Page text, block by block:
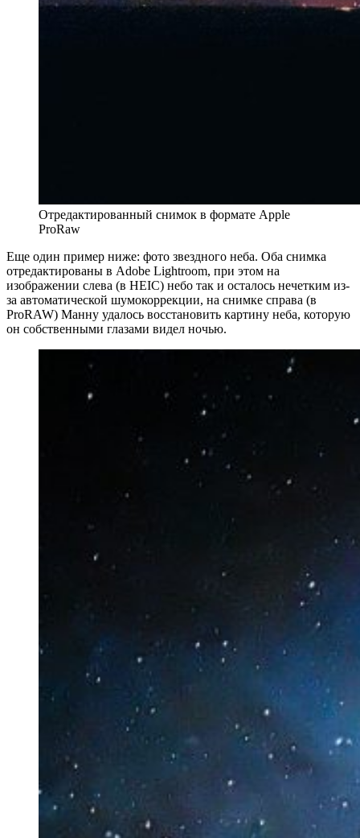
Отредактированный снимок в формате Apple
ProRaw
Еще один пример ниже: фото звездного неба. Оба снимка
отредактированы в Adobe Lightroom, при этом на
изображении слева (в HEIC) небо так и осталось нечетким из-
за автоматической шумокоррекции, на снимке справа (в
ProRAW) Манну удалось восстановить картину неба, которую
он собственными глазами видел ночью.